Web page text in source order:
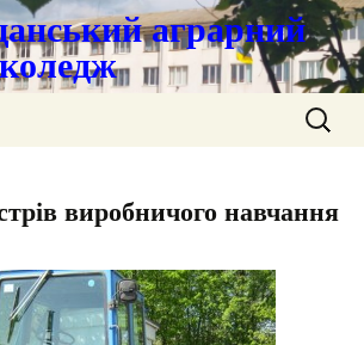
аграрний
Пошук:
виробничого навчання